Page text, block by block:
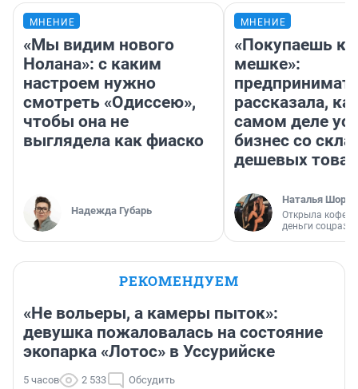
МНЕНИЕ
«Мы видим нового
Нолана»: с каким
настроем нужно
смотреть «Одиссею»,
чтобы она не
выглядела как фиаско
Надежда Губарь
МНЕНИЕ
«Покупаешь
мешке»:
рассказала,
самом деле
бизнес со
дешевых
Наталья
Открыла
деньги
РЕКОМЕНДУЕМ
«Не вольеры, а камеры пыток»:
девушка пожаловалась на состояние
экопарка «Лотос» в Уссурийске
5 часов 2 533 Обсудить